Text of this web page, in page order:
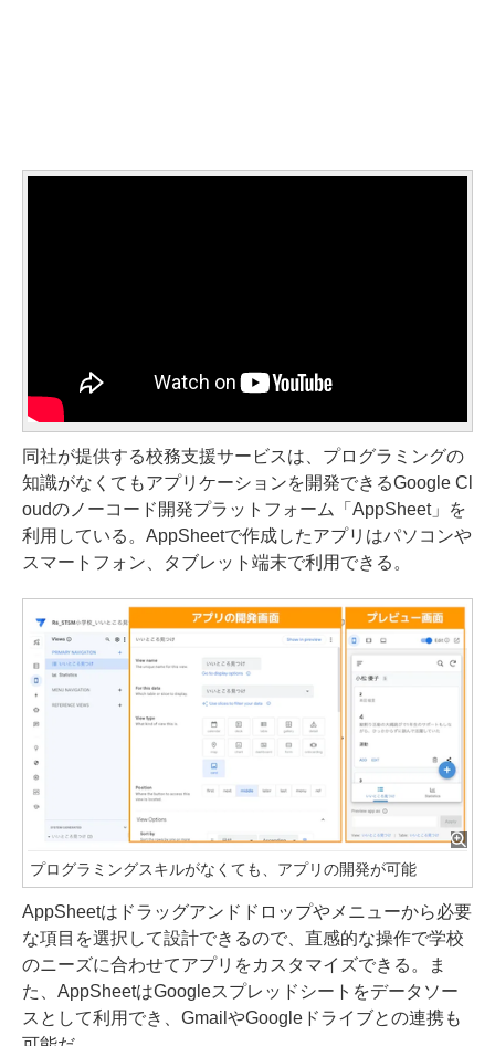
同社が提供する校務支援サービスは、プログラミングの
知識がなくてもアプリケーションを開発できるGoogle Cl
oudのノーコード開発プラットフォーム「AppSheet」を
利用している。AppSheetで作成したアプリはパソコンや
スマートフォン、タブレット端末で利用できる。
プログラミングスキルがなくても、アプリの開発が可能
AppSheetはドラッグアンドドロップやメニューから必要
な項目を選択して設計できるので、直感的な操作で学校
のニーズに合わせてアプリをカスタマイズできる。ま
た、AppSheetはGoogleスプレッドシートをデータソー
スとして利用でき、GmailやGoogleドライブとの連携も